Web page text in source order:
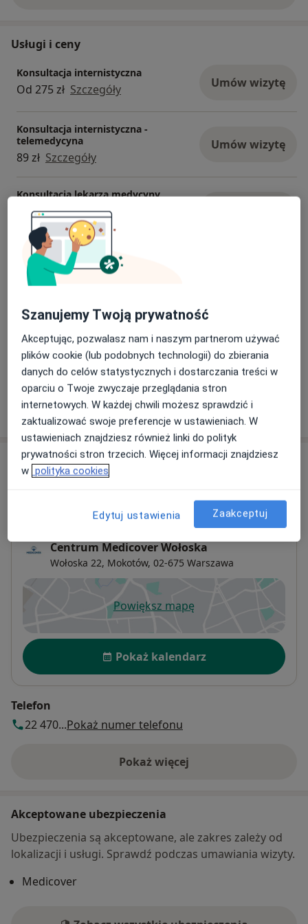
Usługi i ceny
Konsultacja internistyczna
Od 275 zł Szczegóły Umów wizytę
Konsultacja internistyczna -
telemedycyna
89 zł Szczegóły
Umów wizytę
Konsultacja lekarza medycyny
290 zł Szczegóły
Kwalifikacja do szczepienia
108 zł Szczegóły
Konsultacja dietetyczna
Od 300 zł Szczegóły
+ 5 usług
W jaki sposób ustalane są ceny?
Adresy (4)
Centrum Medicover Wołoska
Wołoska 22, Mokotów, 02-675 Warszawa
Powiększ mapęotwiera się w nowej karcie
Dostępność
Pokaż kalendarz
Telefon
22 470...Pokaż numer telefonu
Pokaż więcej
o adresie
Akceptowane ubezpieczenia
Ubezpieczenia są akceptowane, ale zakres zależy od
lokalizacji i usługi. Sprawdź podczas umawiania wizyty.
Medicover
Szanujemy Twoją prywatność
Akceptując, pozwalasz nam i naszym partnerom używać
plików cookie (lub podobnych technologii) do zbierania
danych do celów statystycznych i dostarczania treści w
oparciu o Twoje zwyczaje przeglądania stron
internetowych. W każdej chwili możesz sprawdzić i
zaktualizować swoje preferencje w ustawieniach. W
ustawieniach znajdziesz również linki do polityk
prywatności stron trzecich. Więcej informacji znajdziesz
w polityka cookies
Edytuj ustawienia Zaakceptuj